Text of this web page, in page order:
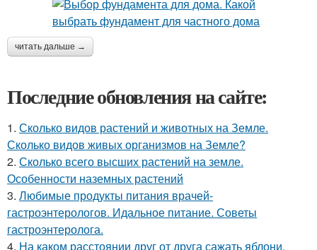
читать дальше →
Последние обновления на сайте:
1. Сколько видов растений и животных на Земле.
Сколько видов живых организмов на Земле?
2. Сколько всего высших растений на земле.
Особенности наземных растений
3. Любимые продукты питания врачей-
гастроэнтерологов. Идальное питание. Советы
гастроэнтеролога.
4. На каком расстоянии друг от друга сажать яблони.